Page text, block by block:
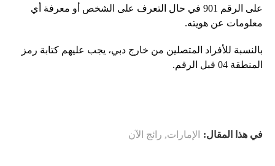
على الرقم 901 في حال التعرف على الشخص أو معرفة أي
معلومات عن هويته.
بالنسبة للأفراد المتصلين من خارج دبي، يجب عليهم كتابة رمز
المنطقة 04 قبل الرقم.
في هذا المقال: الإمارات, رائج الآن